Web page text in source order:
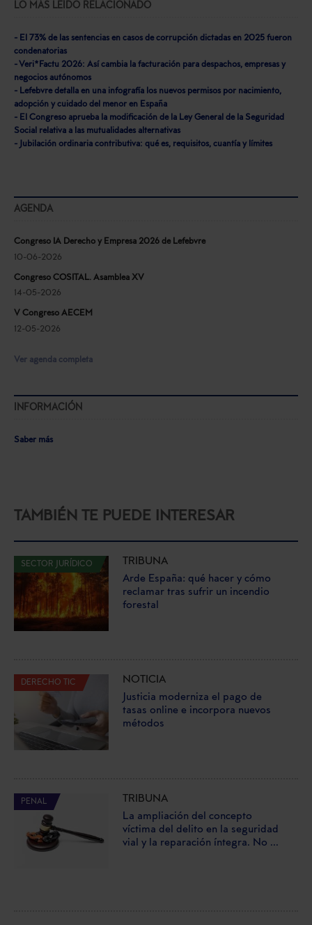
LO MÁS LEÍDO RELACIONADO
- El 73% de las sentencias en casos de corrupción dictadas en 2025 fueron
condenatorias
- Veri*Factu 2026: Así cambia la facturación para despachos, empresas y
negocios autónomos
- Lefebvre detalla en una infografía los nuevos permisos por nacimiento,
adopción y cuidado del menor en España
- El Congreso aprueba la modificación de la Ley General de la Seguridad
Social relativa a las mutualidades alternativas
- Jubilación ordinaria contributiva: qué es, requisitos, cuantía y límites
AGENDA
Congreso IA Derecho y Empresa 2026 de Lefebvre
10-06-2026
Congreso COSITAL. Asamblea XV
14-05-2026
V Congreso AECEM
12-05-2026
Ver agenda completa
INFORMACIÓN
Saber más
TAMBIÉN TE PUEDE INTERESAR
SECTOR JURÍDICO
TRIBUNA
Arde España: qué hacer y cómo
reclamar tras sufrir un incendio
forestal
DERECHO TIC
NOTICIA
Justicia moderniza el pago de
tasas online e incorpora nuevos
métodos
PENAL
TRIBUNA
La ampliación del concepto
víctima del delito en la seguridad
vial y la reparación íntegra. No ...